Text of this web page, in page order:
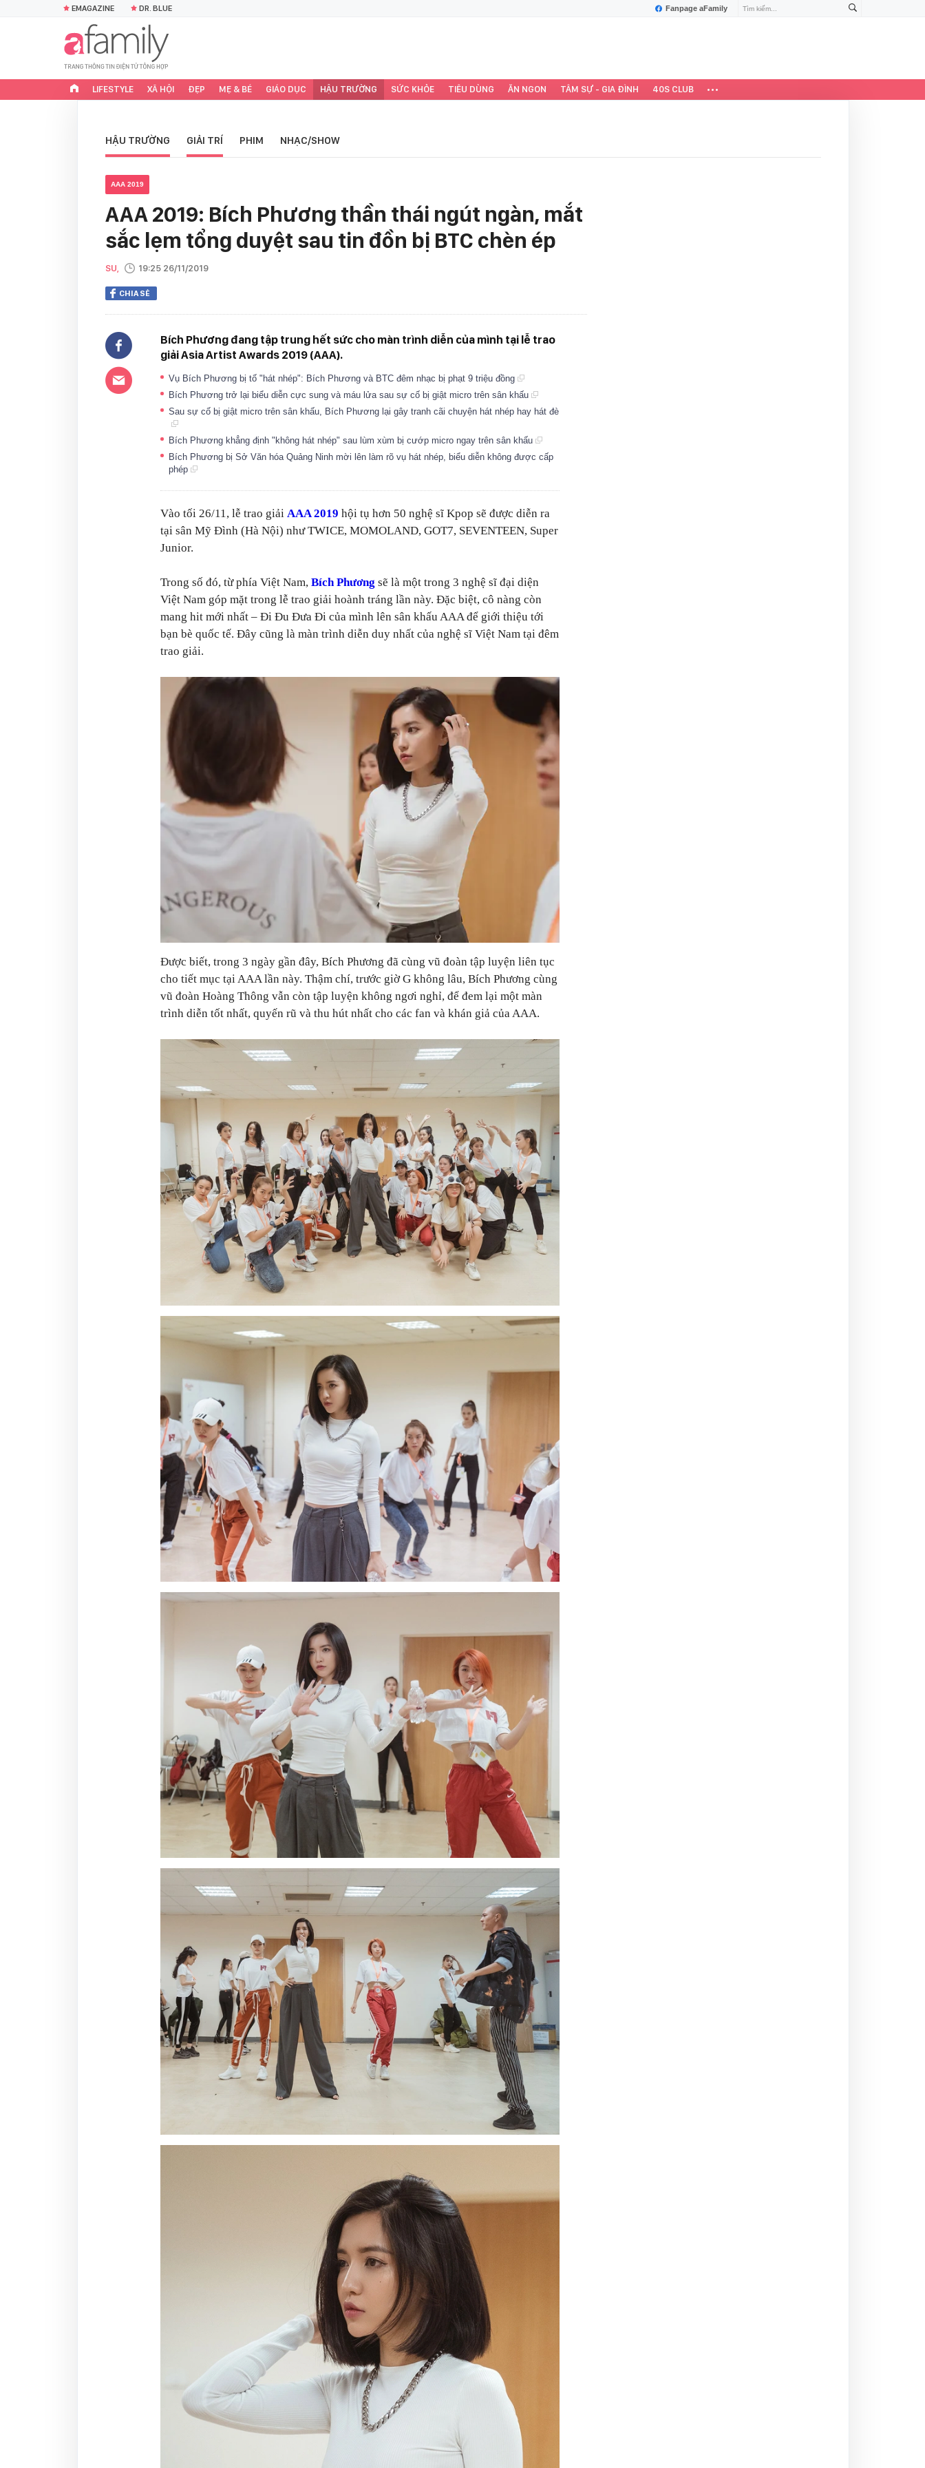
Fanpage aFamily
EMAGAZINE DR. BLUE
LIFESTYLE XÃ HỘI ĐẸP MẸ & BÉ GIÁO DỤC HẬU TRƯỜNG SỨC KHỎE TIÊU DÙNG ĂN NGON TÂM SỰ - GIA ĐÌNH 40S CLUB
HẬU TRƯỜNG GIẢI TRÍ PHIM NHẠC/SHOW
AAA 2019
AAA 2019: Bích Phương thần thái ngút ngàn, mắt
sắc lẹm tổng duyệt sau tin đồn bị BTC chèn ép
SU, 19:25 26/11/2019
CHIA SẺ
Bích Phương đang tập trung hết sức cho màn trình diễn của mình tại lễ trao
giải Asia Artist Awards 2019 (AAA).
Vụ Bích Phương bị tố "hát nhép": Bích Phương và BTC đêm nhạc bị phạt 9 triệu đồng
Bích Phương trở lại biểu diễn cực sung và máu lửa sau sự cố bị giật micro trên sân khấu
Sau sự cố bị giật micro trên sân khấu, Bích Phương lại gây tranh cãi chuyện hát nhép hay hát đè
Bích Phương khẳng định "không hát nhép" sau lùm xùm bị cướp micro ngay trên sân khấu
Bích Phương bị Sở Văn hóa Quảng Ninh mời lên làm rõ vụ hát nhép, biểu diễn không được cấp
phép
Vào tối 26/11, lễ trao giải AAA 2019 hội tụ hơn 50 nghệ sĩ Kpop sẽ được diễn ra
tại sân Mỹ Đình (Hà Nội) như TWICE, MOMOLAND, GOT7, SEVENTEEN, Super
Junior.
Trong số đó, từ phía Việt Nam, Bích Phương sẽ là một trong 3 nghệ sĩ đại diện
Việt Nam góp mặt trong lễ trao giải hoành tráng lần này. Đặc biệt, cô nàng còn
mang hit mới nhất – Đi Đu Đưa Đi của mình lên sân khấu AAA để giới thiệu tới
bạn bè quốc tế. Đây cũng là màn trình diễn duy nhất của nghệ sĩ Việt Nam tại đêm
trao giải.
Được biết, trong 3 ngày gần đây, Bích Phương đã cùng vũ đoàn tập luyện liên tục
cho tiết mục tại AAA lần này. Thậm chí, trước giờ G không lâu, Bích Phương cùng
vũ đoàn Hoàng Thông vẫn còn tập luyện không ngơi nghỉ, để đem lại một màn
trình diễn tốt nhất, quyến rũ và thu hút nhất cho các fan và khán giả của AAA.